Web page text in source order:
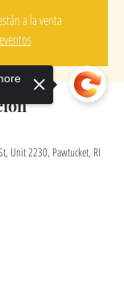
a la venta
Unit 2230, Pawtucket, RI